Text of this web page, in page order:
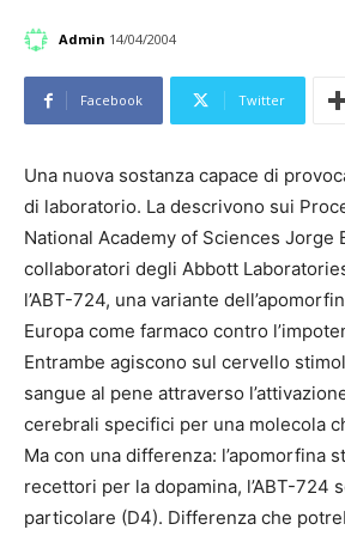
Admin 14/04/2004
Facebook Twitter
Una nuova sostanza capace di
di laboratorio. La descrivono sui
National Academy of Sciences Jorge
collaboratori degli Abbott
l’ABT-724, una variante
Europa come farmaco contro
Entrambe agiscono sul cervello
sangue al pene attraverso
cerebrali specifici per una molecola
Ma con una differenza: l’apomorfina
recettori per la dopamina, l’ABT-724
particolare (D4). Differenza che